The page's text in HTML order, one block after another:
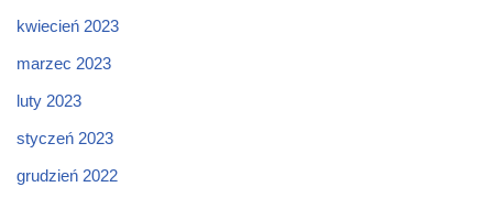
kwiecień 2023
marzec 2023
luty 2023
styczeń 2023
grudzień 2022